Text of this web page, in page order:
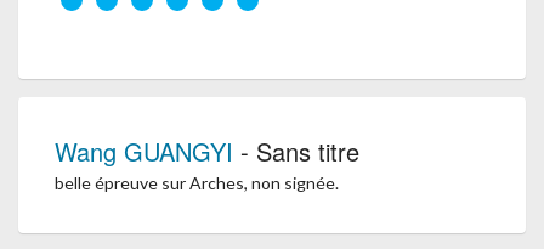
Wang GUANGYI - Sans titre
belle épreuve sur Arches, non signée.